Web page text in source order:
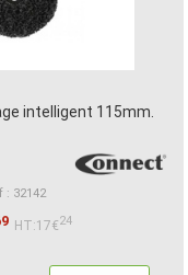
intelligent 115mm.
: 32142
HT:17€24